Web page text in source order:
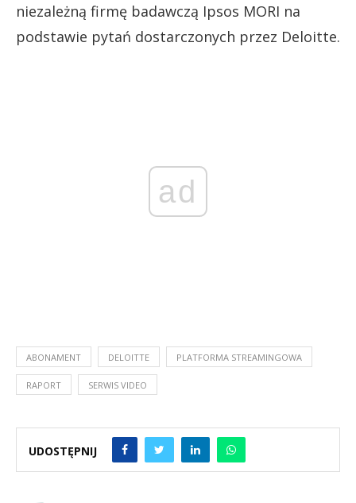
niezależną firmę badawczą Ipsos MORI na
podstawie pytań dostarczonych przez Deloitte.
ad
ABONAMENT DELOITTE PLATFORMA STREAMINGOWA
RAPORT SERWIS VIDEO
UDOSTĘPNIJ